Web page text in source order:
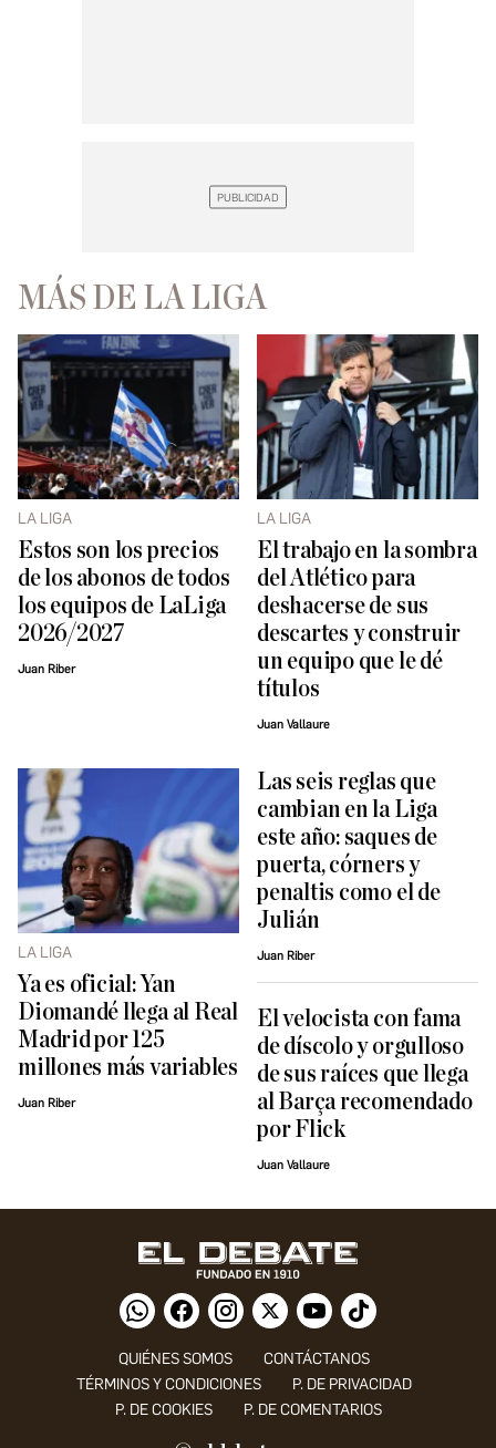
MÁS DE LA LIGA
LA LIGA
Estos son los precios
de los abonos de todos
los equipos de LaLiga
2026/2027
Juan Riber
LA LIGA
El trabajo en la sombra
del Atlético para
deshacerse de sus
descartes y construir
un equipo que le dé
títulos
Juan Vallaure
LA LIGA
Ya es oficial: Yan
Diomandé llega al Real
Madrid por 125
millones más variables
Juan Riber
Las seis reglas que
cambian en la Liga
este año: saques de
puerta, córners y
penaltis como el de
Julián
Juan Riber
El velocista con fama
de díscolo y orgulloso
de sus raíces que llega
al Barça recomendado
por Flick
Juan Vallaure
QUIÉNES SOMOS
CONTÁCTANOS
TÉRMINOS Y CONDICIONES
P. DE PRIVACIDAD
P. DE COOKIES
P. DE COMENTARIOS